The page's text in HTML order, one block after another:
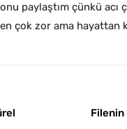
paylaştım çünkü acı
çok zor ama hayattan
Filenin